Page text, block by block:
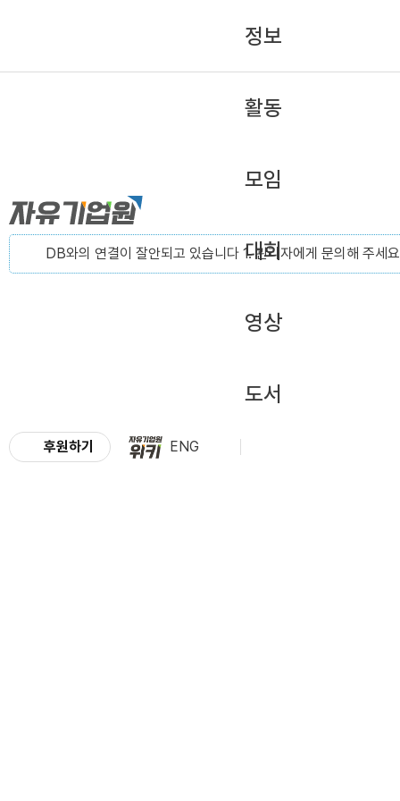
정보
활동
모임
대회
영상
도서
후원하기 ENG
DB와의 연결이 잘안되고 있습니다 1. 관리자에게 문의해 주세요